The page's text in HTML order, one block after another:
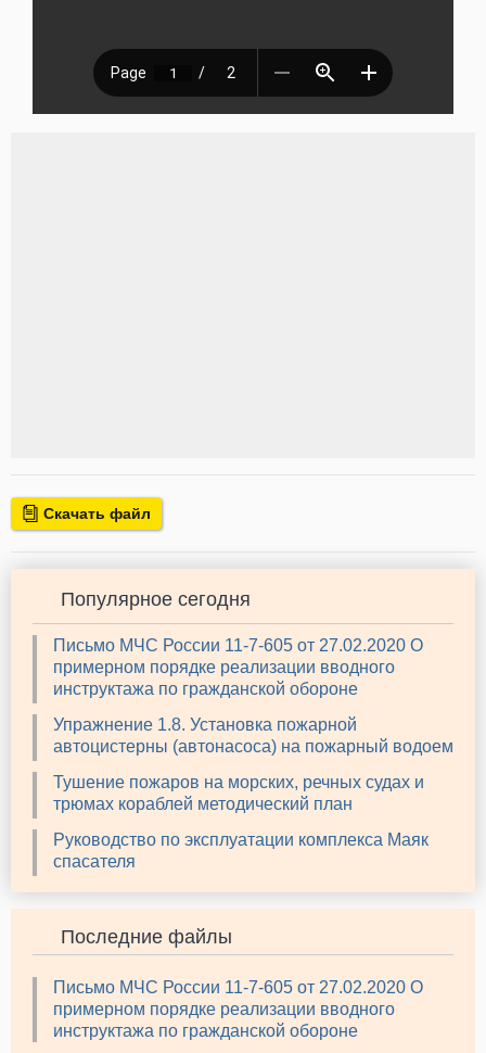
Скачать файл
Популярное сегодня
Письмо МЧС России 11-7-605 от 27.02.2020 О
примерном порядке реализации вводного
инструктажа по гражданской обороне
Упражнение 1.8. Установка пожарной
автоцистерны (автонасоса) на пожарный водоем
Тушение пожаров на морских, речных судах и
трюмах кораблей методический план
Руководство по эксплуатации комплекса Маяк
спасателя
Последние файлы
Письмо МЧС России 11-7-605 от 27.02.2020 О
примерном порядке реализации вводного
инструктажа по гражданской обороне